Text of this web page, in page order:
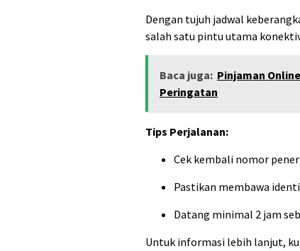
Dengan tujuh jadwal
salah satu pintu utama
Baca juga: Pinjaman
Peringatan
Tips Perjalanan:
Cek kembali nomor
Pastikan membawa
Datang minimal 2 jam
Untuk informasi lebih lanjut,